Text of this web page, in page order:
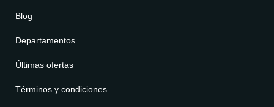
Blog
Departamentos
Últimas ofertas
Términos y condiciones